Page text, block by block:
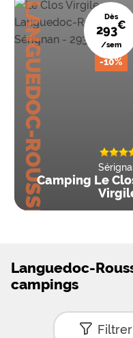
LANGUEDOC-ROUSSILLON Dès
293€
/sem
-10%
Camping Le
Languedoc-
campings
Filtrer